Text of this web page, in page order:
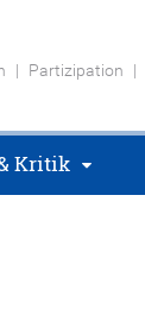
Kritik
Partizipation